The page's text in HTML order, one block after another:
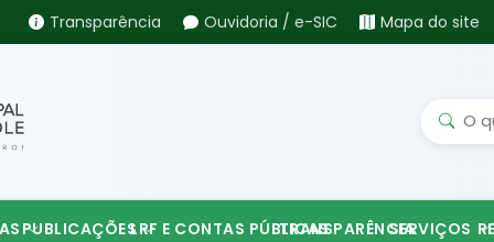
Transparência Ouvidoria / e-SIC Mapa do site
PUBLICAÇÕESLRF E CONTAS PÚBLICASTRANSPARÊNCIASERVIÇOS